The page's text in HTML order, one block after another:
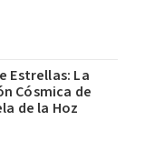
Estrellas: La
Cósmica de
de la Hoz